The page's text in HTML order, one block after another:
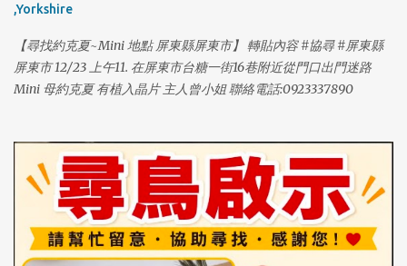
,Yorkshire
【尋找約克夏~Mini 地點 屏東縣屏東市】 轉貼內容 #協尋 #屏東縣
屏東市 12/23 上午11. 在屏東市台糖一街16巷附近從門口出門迷路
Mini 母約克夏 有植入晶片 主人曾小姐 聯絡電話:0923337890